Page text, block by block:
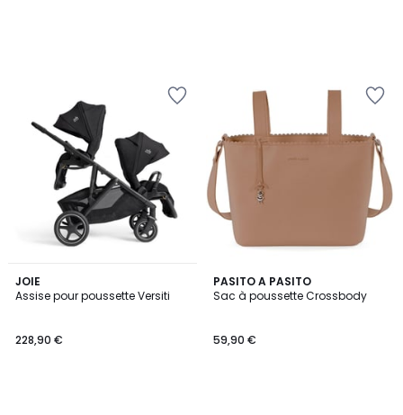
JOIE
Assise pour poussette Versiti
228,90 €
PASITO A PASITO
Sac à poussette Crossbody
59,90 €